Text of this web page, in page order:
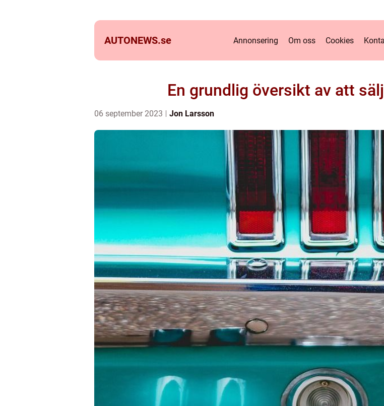
AUTONEWS.se Annonsering Om oss Cookies
En grundlig översikt av att
06 september 2023 Jon Larsson